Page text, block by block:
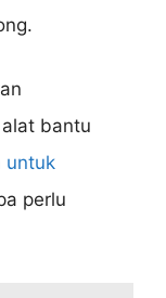
bantu
untuk
perlu